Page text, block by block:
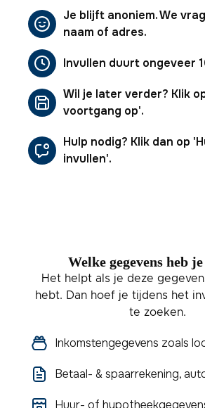
Je blijft anoniem. We
naam of adres.
Invullen duurt ongeveer
Wil je later verder? Klik
voortgang op'.
Hulp nodig? Klik dan op
invullen'.
Welke gegevens heb
Het helpt als je deze
hebt. Dan hoef je tijdens het
te zoeken.
Inkomstengegevens zoals
Betaal- & spaarrekening,
Huur- of